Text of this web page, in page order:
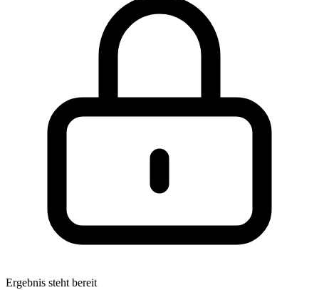
Ergebnis steht bereit